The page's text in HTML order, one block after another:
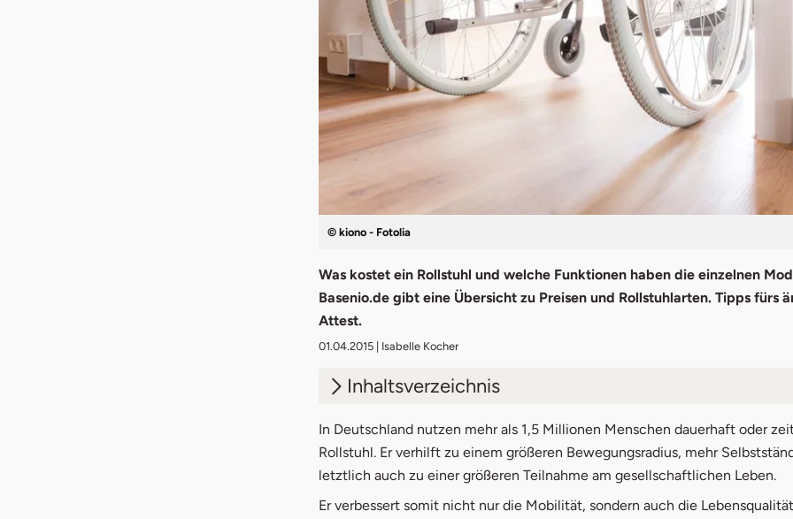
© kiono - Fotolia
Was kostet ein Rollstuhl und welche Funktionen haben die einzelnen
Basenio.de gibt eine Übersicht zu Preisen und Rollstuhlarten. Tipps fürs
Attest.
01.04.2015 | Isabelle Kocher
Inhaltsverzeichnis
1. Rollstuhlarten
1.1 Standard-Rollstuhl
1.2 Leichtgewicht-Rollstuhl
In Deutschland nutzen mehr als 1,5 Millionen Menschen dauerhaft oder
Rollstuhl. Er verhilft zu einem größeren Bewegungsradius, mehr
letztlich auch zu einer größeren Teilnahme am gesellschaftlichen Leben.
Er verbessert somit nicht nur die Mobilität, sondern auch die